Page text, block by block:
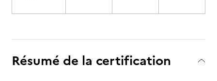
Résumé de la certification